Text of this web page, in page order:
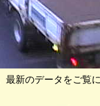
最新のデータをご覧